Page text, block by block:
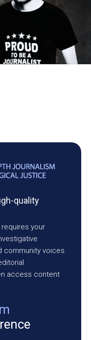
quality
your
community voices.
access content